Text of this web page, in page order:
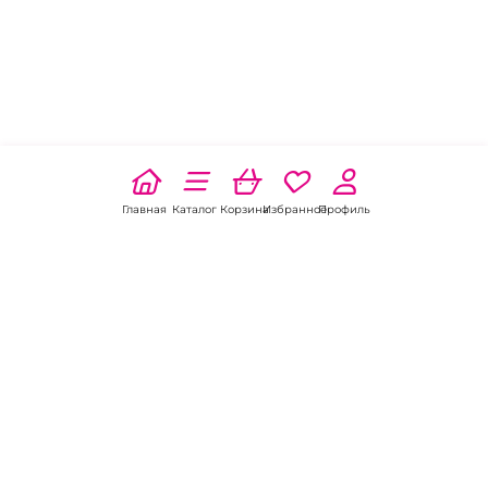
Главная Каталог КорзинаИзбранноеПрофиль